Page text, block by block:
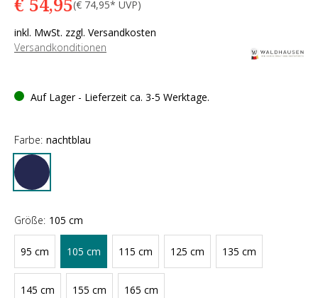
(€ 74,95* UVP)
inkl. MwSt. zzgl. Versandkosten
Versandkonditionen
Auf Lager - Lieferzeit ca. 3-5 Werktage.
Farbe: nachtblau
Größe: 105 cm
95 cm 105 cm 115 cm 125 cm 135 cm
145 cm 155 cm 165 cm